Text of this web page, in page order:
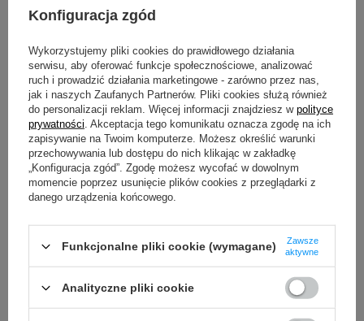
OPIS
SZCZEGÓŁOWE DANE
GWARANCJA
OPINIE (0)
Potrzebujesz pomocy? Masz pytania?
Zadaj pytanie a my odpowiemy
niezwłocznie, najciekawsze pytania i
Zadaj pytanie
Konfiguracja zgód
Wykorzystujemy pliki cookies do prawidłowego działania
serwisu, aby oferować funkcje społecznościowe, analizować
ruch i prowadzić działania marketingowe - zarówno przez nas,
jak i naszych Zaufanych Partnerów. Pliki cookies służą również
do personalizacji reklam. Więcej informacji znajdziesz w polityce
prywatności . Akceptacja tego komunikatu oznacza zgodę na ich
zapisywanie na Twoim komputerze. Możesz określić warunki
przechowywania lub dostępu do nich klikając w zakładkę
„Konfiguracja zgód”. Zgodę możesz wycofać w dowolnym
momencie poprzez usunięcie plików cookies z przeglądarki z
danego urządzenia końcowego.
Funkcjonalne pliki cookie (wymagane)
Zawsze
aktywne
Analityczne pliki cookie